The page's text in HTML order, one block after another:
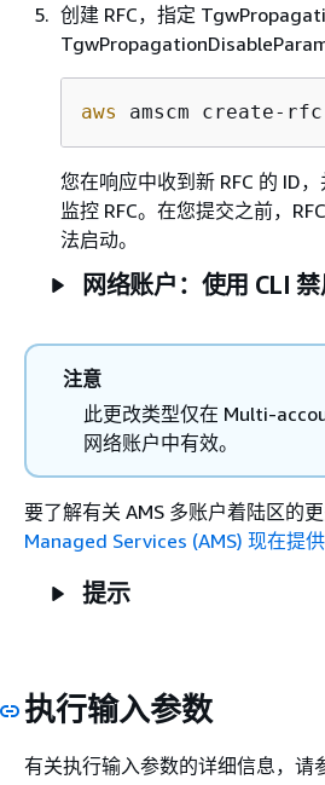
创建 RFC，指定
aws amscm create-
您在响应中收到新 RFC 的 ID
监控 RFC。在您提交之前，
法启动。
网络账户：使用 CLI
注意
此更改类型仅在 Multi-
网络账户中有效。
要了解有关 AMS 多账户着陆区的
Managed Services (AMS) 现在提
提示
执行输入参数
有关执行输入参数的详细信息，请